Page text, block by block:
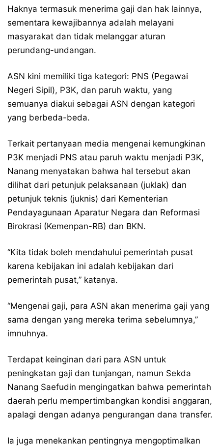
Haknya termasuk menerima gaji dan hak lainnya,
sementara kewajibannya adalah melayani
masyarakat dan tidak melanggar aturan
perundang-undangan.
ASN kini memiliki tiga kategori: PNS (Pegawai
Negeri Sipil), P3K, dan paruh waktu, yang
semuanya diakui sebagai ASN dengan kategori
yang berbeda-beda.
Terkait pertanyaan media mengenai kemungkinan
P3K menjadi PNS atau paruh waktu menjadi P3K,
Nanang menyatakan bahwa hal tersebut akan
dilihat dari petunjuk pelaksanaan (juklak) dan
petunjuk teknis (juknis) dari Kementerian
Pendayagunaan Aparatur Negara dan Reformasi
Birokrasi (Kemenpan-RB) dan BKN.
“Kita tidak boleh mendahului pemerintah pusat
karena kebijakan ini adalah kebijakan dari
pemerintah pusat,” katanya.
“Mengenai gaji, para ASN akan menerima gaji yang
sama dengan yang mereka terima sebelumnya,”
imnuhnya.
Terdapat keinginan dari para ASN untuk
peningkatan gaji dan tunjangan, namun Sekda
Nanang Saefudin mengingatkan bahwa pemerintah
daerah perlu mempertimbangkan kondisi anggaran,
apalagi dengan adanya pengurangan dana transfer.
Ia juga menekankan pentingnya mengoptimalkan